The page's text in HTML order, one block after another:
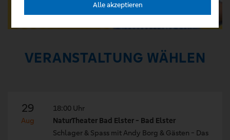
VERANSTALTUNG WÄHLEN
29
Aug
18:00 Uhr
NaturTheater Bad Elster - Bad Elster
Schlager & Spass mit Andy Borg & Gästen - Das
Alle akzeptieren